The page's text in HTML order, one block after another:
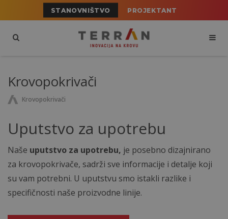
STANOVNIŠTVO PROJEKTANT
Krovopokrivači
Krovopokrivači
Uputstvo za upotrebu
Naše uputstvo za upotrebu, je posebno dizajnirano
za krovopokrivače, sadrži sve informacije i detalje koji
su vam potrebni. U uputstvu smo istakli razlike i
specifičnosti naše proizvodne linije.